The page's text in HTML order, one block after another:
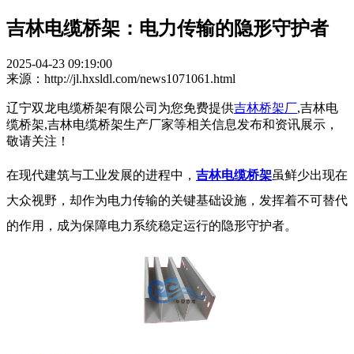
吉林电缆桥架：电力传输的隐形守护者​
2025-04-23 09:19:00
来源：http://jl.hxsldl.com/news1071061.html
辽宁双龙电缆桥架有限公司为您免费提供吉林桥架厂,吉林电
缆桥架,吉林电缆桥架生产厂家等相关信息发布和资讯展示，
敬请关注！
在现代建筑与工业发展的进程中， 吉林电缆桥架虽鲜少出现在
大众视野，却作为电力传输的关键基础设施，发挥着不可替代
的作用，成为保障电力系统稳定运行的隐形守护者。